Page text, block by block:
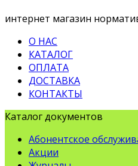
интернет магазин
О НАС
КАТАЛОГ
ОПЛАТА
ДОСТАВКА
КОНТАКТЫ
Каталог документов
Абонентское
Акции